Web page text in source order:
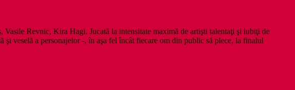
Revnic, Kira Hagi. Jucată la intensitate maximă de artişti talentaţi şi iubiţi de
veselă a personajelor -, în aşa fel încât fiecare om din public să plece, la finalul